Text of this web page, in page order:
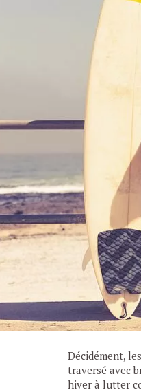
Décidément,
traversé avec
hiver à lutter